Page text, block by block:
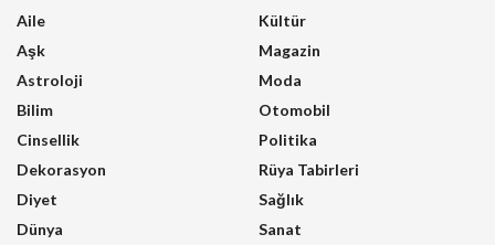
Aile
Aşk
Astroloji
Bilim
Cinsellik
Dekorasyon
Diyet
Dünya
Kültür
Magazin
Moda
Otomobil
Politika
Rüya Tabirleri
Sağlık
Sanat